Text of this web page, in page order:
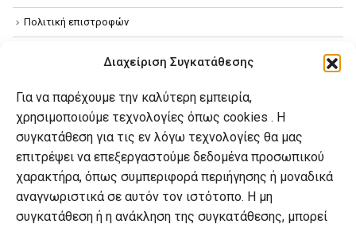
Διαχείριση Συγκατάθεσης
Για να παρέχουμε την καλύτερη εμπειρία,
χρησιμοποιούμε τεχνολογίες όπως cookies . Η
συγκατάθεση για τις εν λόγω τεχνολογίες θα μας
επιτρέψει να επεξεργαστούμε δεδομένα προσωπικού
χαρακτήρα, όπως συμπεριφορά περιήγησης ή μοναδικά
αναγνωριστικά σε αυτόν τον ιστότοπο. Η μη
συγκατάθεση ή η ανάκληση της συγκατάθεσης, μπορεί
Πολιτική επιστροφών
Πολιτική Cookies
Ο λογαριασμός μου
Ο λογαριασμός μου
Οι παραγγελίες μου